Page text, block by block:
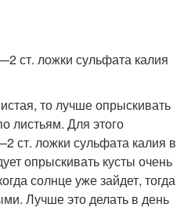
ст. ложки сульфата калия
то лучше опрыскивать
листьям. Для этого
ст. ложки сульфата калия в
опрыскивать кусты очень
солнце уже зайдет, тогда
Лучше это делать в день